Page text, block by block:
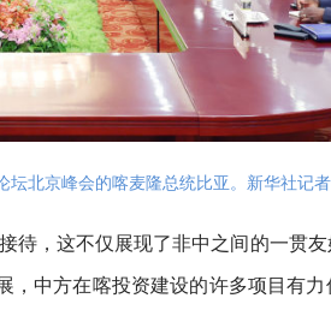
北京峰会的喀麦隆总统比亚。新华社记
待，这不仅展现了非中之间的一贯
中方在喀投资建设的许多项目有